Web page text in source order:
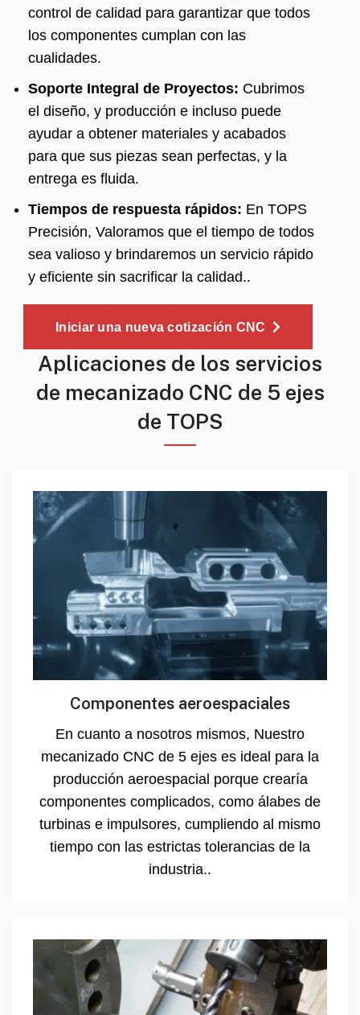
control de calidad para garantizar que todos
los componentes cumplan con las
cualidades.
Soporte Integral de Proyectos: Cubrimos
el diseño, y producción e incluso puede
ayudar a obtener materiales y acabados
para que sus piezas sean perfectas, y la
entrega es fluida.
Tiempos de respuesta rápidos: En TOPS
Precisión, Valoramos que el tiempo de todos
sea valioso y brindaremos un servicio rápido
y eficiente sin sacrificar la calidad..
Iniciar una nueva cotización CNC
Aplicaciones de los servicios
de mecanizado CNC de 5 ejes
de TOPS
Componentes aeroespaciales
En cuanto a nosotros mismos, Nuestro
mecanizado CNC de 5 ejes es ideal para la
producción aeroespacial porque crearía
componentes complicados, como álabes de
turbinas e impulsores, cumpliendo al mismo
tiempo con las estrictas tolerancias de la
industria..